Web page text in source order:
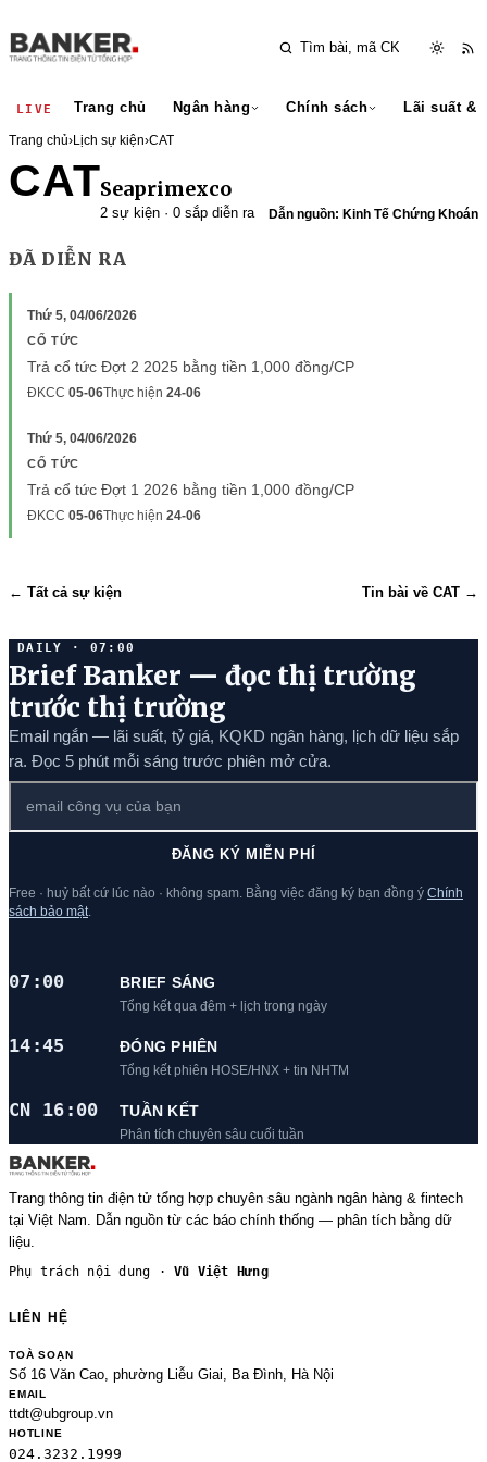
LIVE Trang chủ Ngân hàng Chính sách Lãi suất &
Trang chủ›Lịch sự kiện›CAT
CATSeaprimexco
2 sự kiện · 0 sắp diễn ra Dẫn nguồn: Kinh Tế Chứng Khoán
ĐÃ DIỄN RA
Thứ 5, 04/06/2026
CỔ TỨC
Trả cổ tức Đợt 2 2025 bằng tiền 1,000 đồng/CP
ĐKCC 05-06Thực hiện 24-06
Thứ 5, 04/06/2026
CỔ TỨC
Trả cổ tức Đợt 1 2026 bằng tiền 1,000 đồng/CP
ĐKCC 05-06Thực hiện 24-06
← Tất cả sự kiện Tin bài về CAT →
DAILY · 07:00
Brief Banker — đọc thị trường
trước thị trường
Email ngắn — lãi suất, tỷ giá, KQKD ngân hàng, lịch dữ liệu sắp
ra. Đọc 5 phút mỗi sáng trước phiên mở cửa.
ĐĂNG KÝ MIỄN PHÍ
Free · huỷ bất cứ lúc nào · không spam. Bằng việc đăng ký bạn đồng ý Chính
sách bảo mật
07:00 BRIEF SÁNG
Tổng kết qua đêm + lịch trong ngày
14:45 ĐÓNG PHIÊN
Tổng kết phiên HOSE/HNX + tin NHTM
CN 16:00 TUẦN KẾT
Phân tích chuyên sâu cuối tuần
Trang thông tin điện tử tổng hợp chuyên sâu ngành ngân hàng & fintech
tại Việt Nam. Dẫn nguồn từ các báo chính thống — phân tích bằng dữ
liệu.
Phụ trách nội dung ·Vũ Việt Hưng
LIÊN HỆ
TOÀ SOẠN
Số 16 Văn Cao, phường Liễu Giai, Ba Đình, Hà Nội
EMAIL
ttdt@ubgroup.vn
HOTLINE
024.3232.1999